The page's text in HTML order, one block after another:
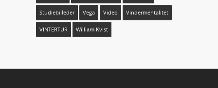
Studiebilleder Vega Video Vindermentalitet
VINTERTUR William Kvist